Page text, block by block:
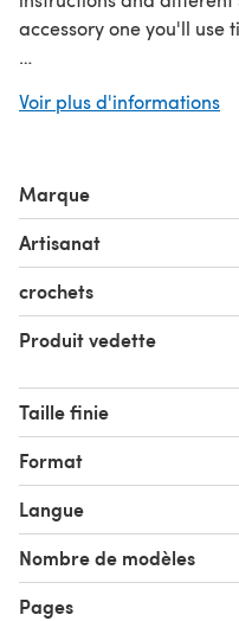
accessory one you'll use
Bag - Free Crochet
Discover thousands of
patternsat
Voir plus d'informations
Marque
Artisanat
crochets
Produit vedette
Taille finie
Format
Langue
Nombre de modèles
Pages